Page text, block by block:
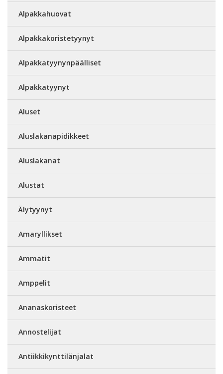
Alpakkahuovat
Alpakkakoristetyynyt
Alpakkatyynynpäälliset
Alpakkatyynyt
Aluset
Aluslakanapidikkeet
Aluslakanat
Alustat
Älytyynyt
Amaryllikset
Ammatit
Amppelit
Ananaskoristeet
Annostelijat
Antiikkikynttilänjalat